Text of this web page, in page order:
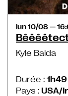
lun 10/08 —
Kyle Balda
Durée : 1h49
Pays : USA/